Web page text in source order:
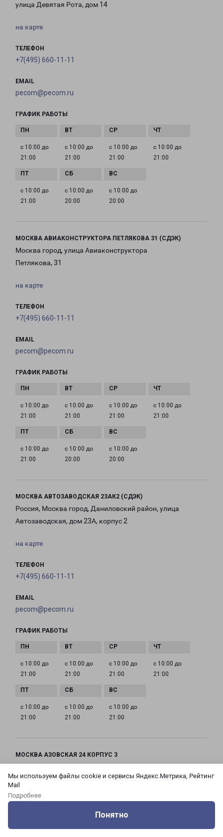
Мы используем файлы cookie и сервисы Яндекс.Метрика, Рейтинг
Mail
Подробнее
Понятно
улица Девятая Рота, дом 14
на карте
ТЕЛЕФОН
+7(495) 660-11-11
EMAIL
pecom@pecom.ru
ГРАФИК РАБОТЫ
с 10:00 до
21:00
с 10:00 до
21:00
с 10:00 до
21:00
с 10:00 до
21:00
с 10:00 до
21:00
с 10:00 до
20:00
с 10:00 до
20:00
МОСКВА АВИАКОНСТРУКТОРА ПЕТЛЯКОВА 31 (СДЭК)
Москва город, улица Авиаконструктора
Петлякова, 31
на карте
ТЕЛЕФОН
+7(495) 660-11-11
EMAIL
pecom@pecom.ru
ГРАФИК РАБОТЫ
с 10:00 до
21:00
с 10:00 до
21:00
с 10:00 до
21:00
с 10:00 до
21:00
с 10:00 до
21:00
с 10:00 до
20:00
с 10:00 до
20:00
МОСКВА АВТОЗАВОДСКАЯ 23АК2 (СДЭК)
Россия, Москва город, Даниловский район, улица
Автозаводская, дом 23А, корпус 2
на карте
ТЕЛЕФОН
+7(495) 660-11-11
EMAIL
pecom@pecom.ru
ГРАФИК РАБОТЫ
с 10:00 до
21:00
с 10:00 до
21:00
с 10:00 до
21:00
с 10:00 до
21:00
с 10:00 до
21:00
с 10:00 до
21:00
с 10:00 до
21:00
МОСКВА АЗОВСКАЯ 24 КОРПУС 3
Азовская, дом 24, корпус 3
на карте